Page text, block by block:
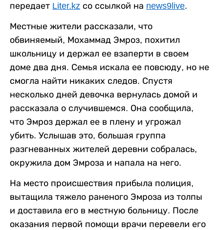
передает Liter.kz со ссылкой на news9live.
Местные жители рассказали, что
обвиняемый, Мохаммад Эмроз, похитил
школьницу и держал ее взаперти в своем
доме два дня. Семья искала ее повсюду, но не
смогла найти никаких следов. Спустя
несколько дней девочка вернулась домой и
рассказала о случившемся. Она сообщила,
что Эмроз держал ее в плену и угрожал
убить. Услышав это, большая группа
разгневанных жителей деревни собралась,
окружила дом Эмроза и напала на него.
На место происшествия прибыла полиция,
вытащила тяжело раненого Эмроза из толпы
и доставила его в местную больницу. После
оказания первой помощи врачи перевели его